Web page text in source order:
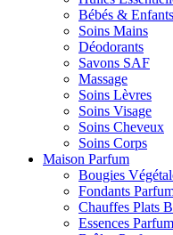
Bébés & Enfants
Soins Mains
Déodorants
Savons SAF
Massage
Soins Lèvres
Soins Visage
Soins Cheveux
Soins Corps
Maison Parfum
Bougies
Fondants
Chauffes Plats
Essences Parfum